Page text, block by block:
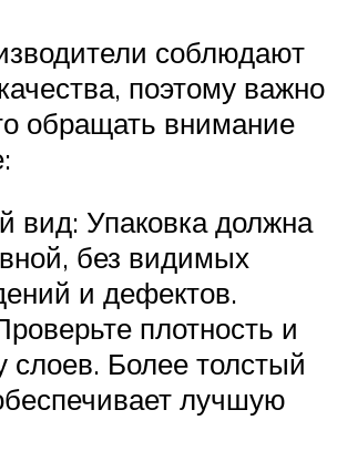
соблюдают
поэтому важно
обращать внимание
вид: Упаковка должна
без видимых
и дефектов.
плотность и
слоев. Более толстый
лучшую